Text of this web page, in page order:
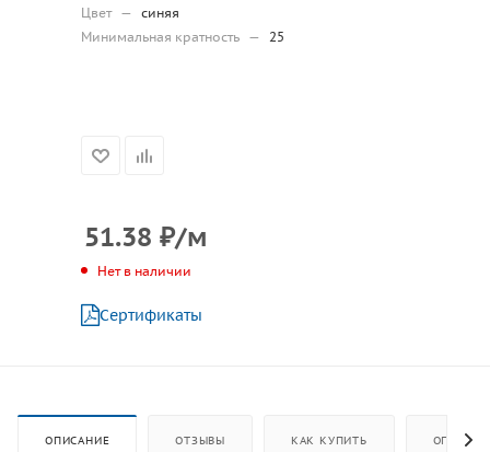
Цвет — синяя
Минимальная кратность — 25
51.38 ₽/м
Нет в наличии
Сертификаты
ОПИСАНИЕ ОТЗЫВЫ КАК КУПИТЬ ОПЛАТА